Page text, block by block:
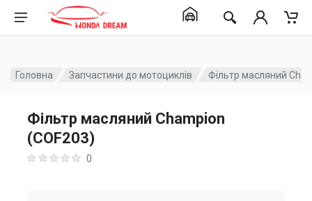
Головна Запчастини до мотоциклів Фільтр масляний
Фільтр масляний Champion
(COF203)
0